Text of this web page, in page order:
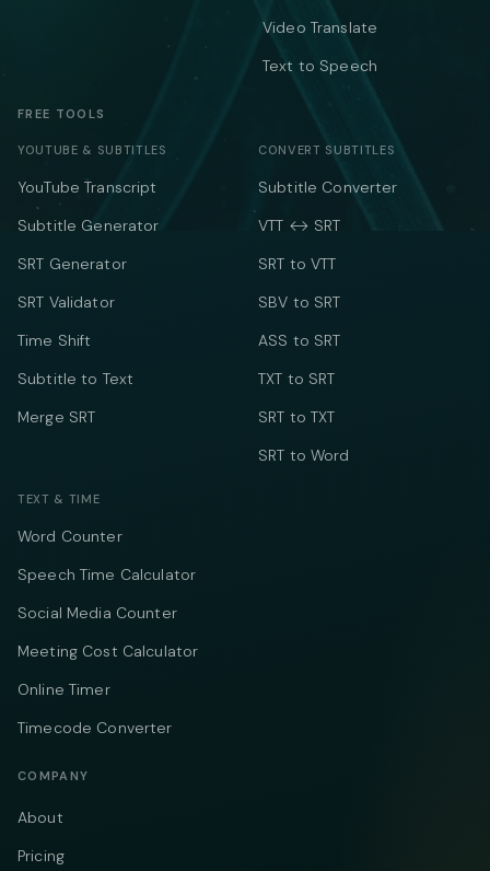
Video Translate
Text to Speech
FREE TOOLS
YOUTUBE & SUBTITLES
YouTube Transcript
Subtitle Generator
SRT Generator
SRT Validator
Time Shift
Subtitle to Text
Merge SRT
CONVERT SUBTITLES
Subtitle Converter
VTT ↔ SRT
SRT to VTT
SBV to SRT
ASS to SRT
TXT to SRT
SRT to TXT
SRT to Word
TEXT & TIME
Word Counter
Speech Time Calculator
Social Media Counter
Meeting Cost Calculator
Online Timer
Timecode Converter
COMPANY
About
Pricing